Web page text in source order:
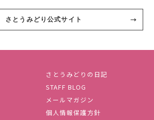
さとうみどり公式サイト
さとうみどりの日記
STAFF BLOG
メールマガジン
個人情報保護方針